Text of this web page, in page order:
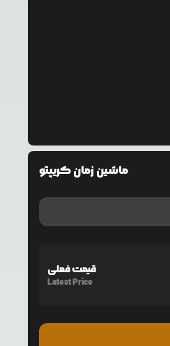
ماشین زمان کریپتو
قیمت فعلی
Latest Price